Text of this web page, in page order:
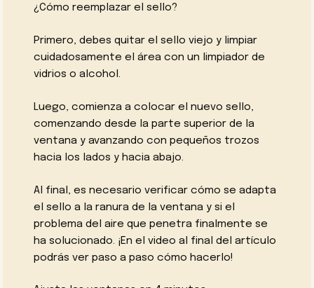
¿Cómo reemplazar el sello?
Primero, debes quitar el sello viejo y limpiar
cuidadosamente el área con un limpiador de
vidrios o alcohol.
Luego, comienza a colocar el nuevo sello,
comenzando desde la parte superior de la
ventana y avanzando con pequeños trozos
hacia los lados y hacia abajo.
Al final, es necesario verificar cómo se adapta
el sello a la ranura de la ventana y si el
problema del aire que penetra finalmente se
ha solucionado. ¡En el video al final del artículo
podrás ver paso a paso cómo hacerlo!